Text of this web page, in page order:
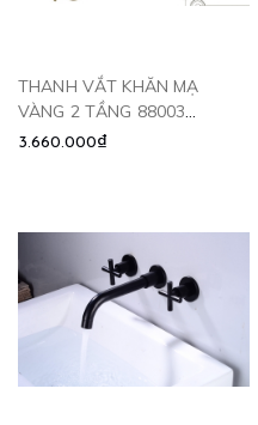
THANH VẮT KHĂN MẠ
VÀNG 2 TẦNG 88003
CLEANMAX
3.660.000₫